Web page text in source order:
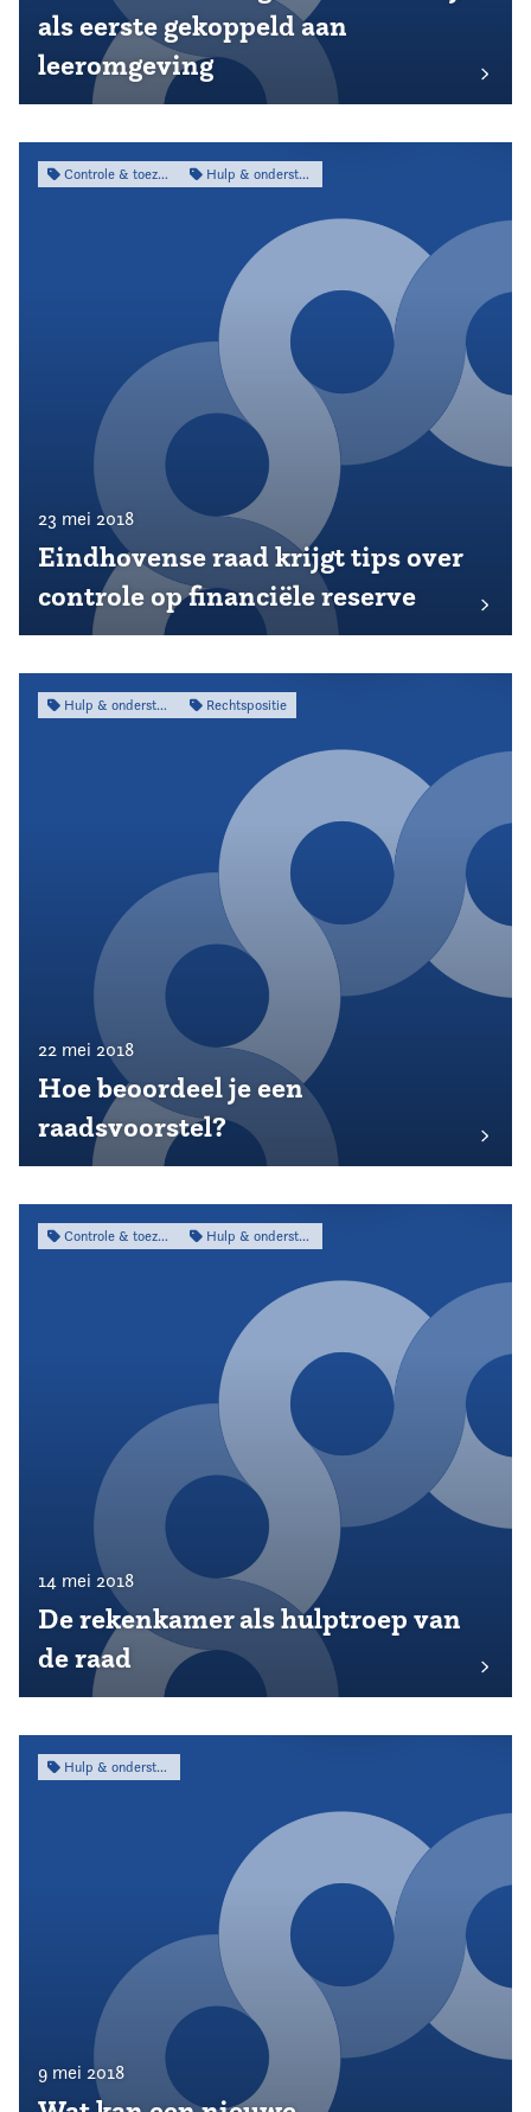
als eerste gekoppeld aan
leeromgeving
Controle & toezicht Hulp & ondersteuning
23 mei 2018
Eindhovense raad krijgt tips over
controle op financiële reserve
Hulp & ondersteuning Rechtspositie
22 mei 2018
Hoe beoordeel je een
raadsvoorstel?
Controle & toezicht Hulp & ondersteuning
14 mei 2018
De rekenkamer als hulptroep van
de raad
Hulp & ondersteuning
9 mei 2018